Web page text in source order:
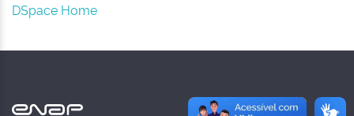
DSpace Home
NAS REDES